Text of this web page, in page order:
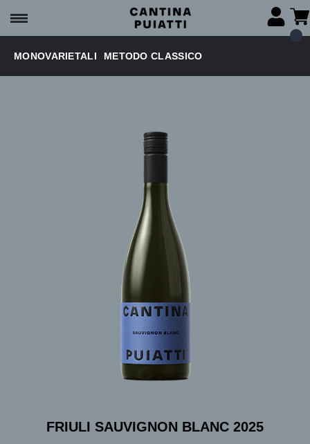
MONOVARIETALI METODO CLASSICO
FRIULI SAUVIGNON BLANC 2025